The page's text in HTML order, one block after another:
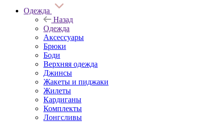
Одежда
Назад
Одежда
Аксессуары
Брюки
Боди
Верхняя одежда
Джинсы
Жакеты и пиджаки
Жилеты
Кардиганы
Комплекты
Лонгсливы